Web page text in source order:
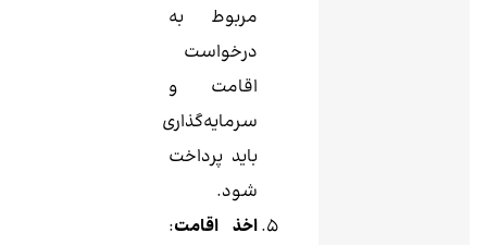
مربوط به
درخواست
اقامت و
سرمایه‌گذاری
باید پرداخت
شود.
اخذ اقامت: